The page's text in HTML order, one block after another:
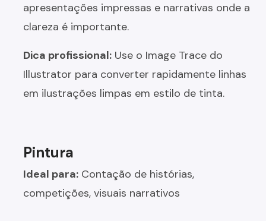
apresentações impressas e narrativas onde a
clareza é importante.
Dica profissional: Use o Image Trace do
Illustrator para converter rapidamente linhas
em ilustrações limpas em estilo de tinta.
Pintura
Ideal para: Contação de histórias,
competições, visuais narrativos